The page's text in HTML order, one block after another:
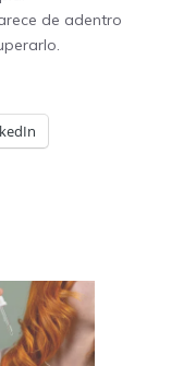
de adentro